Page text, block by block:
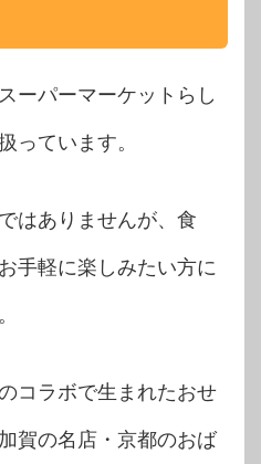
ーパーマーケットらし
っています。
はありませんが、食
手軽に楽しみたい方に
コラボで生まれたおせ
賀の名店・京都のおば